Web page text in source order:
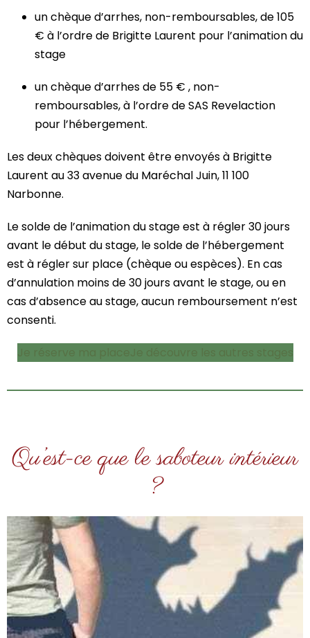
un chèque d’arrhes, non-remboursables, de 105
€ à l’ordre de Brigitte Laurent pour l’animation du
stage
un chèque d’arrhes de 55 € , non-
remboursables, à l’ordre de SAS Revelaction
pour l’hébergement.
Les deux chèques doivent être envoyés à Brigitte
Laurent au 33 avenue du Maréchal Juin, 11 100
Narbonne.
Le solde de l’animation du stage est à régler 30 jours
avant le début du stage, le solde de l’hébergement
est à régler sur place (chèque ou espèces). En cas
d’annulation moins de 30 jours avant le stage, ou en
cas d’absence au stage, aucun remboursement n’est
consenti.
Qu’est-ce que le saboteur intérieur
?